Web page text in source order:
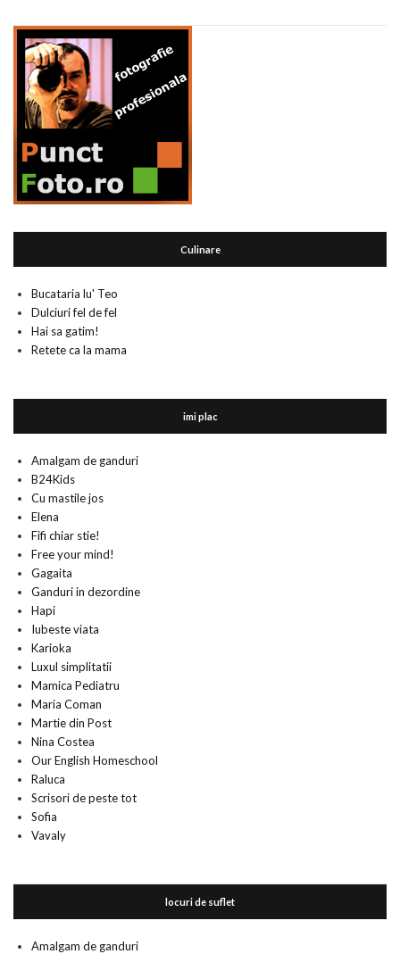
Culinare
Bucataria lu' Teo
Dulciuri fel de fel
Hai sa gatim!
Retete ca la mama
imi plac
Amalgam de ganduri
B24Kids
Cu mastile jos
Elena
Fifi chiar stie!
Free your mind!
Gagaita
Ganduri in dezordine
Hapi
Iubeste viata
Karioka
Luxul simplitatii
Mamica Pediatru
Maria Coman
Martie din Post
Nina Costea
Our English Homeschool
Raluca
Scrisori de peste tot
Sofia
Vavaly
locuri de suflet
Amalgam de ganduri